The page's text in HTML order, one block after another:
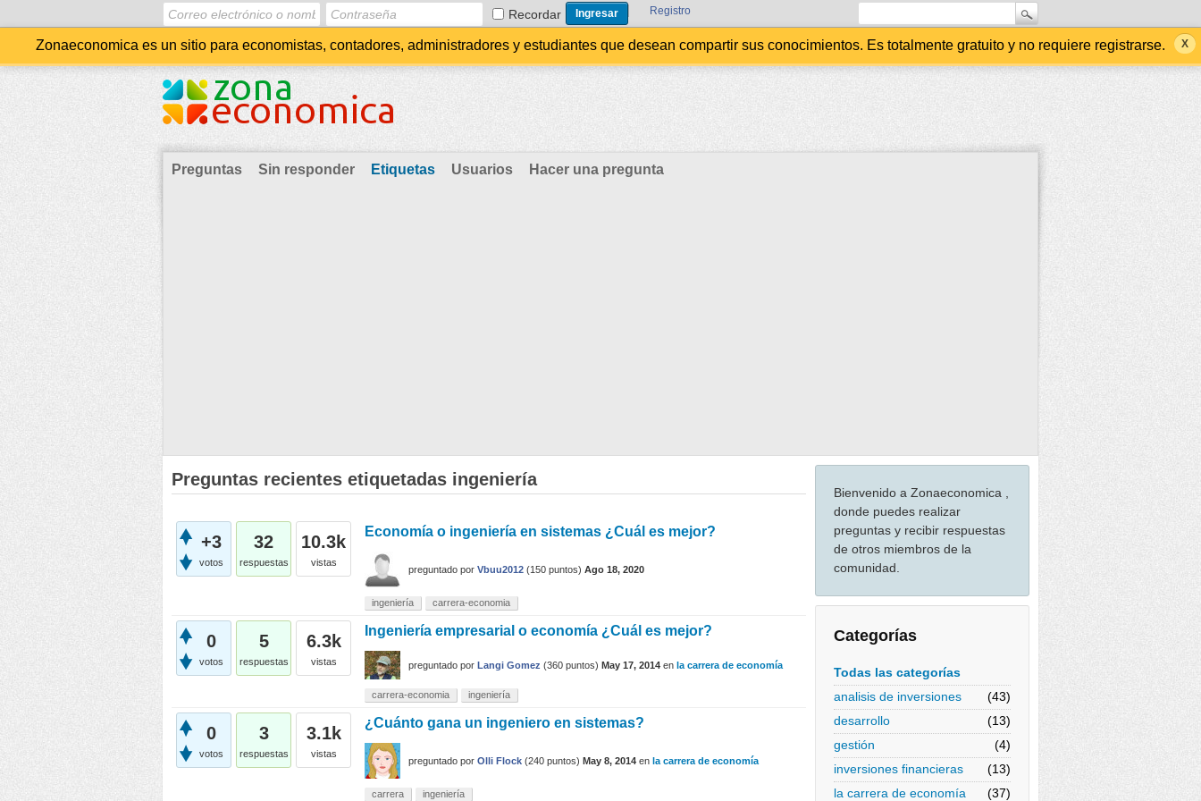
Recordar Registro
Zonaeconomica es un sitio para economistas, contadores, administradores y estudiantes que desean compartir sus conocimientos. Es totalmente gratuito y no requiere registrarse.
Preguntas Sin responder Etiquetas Usuarios Hacer una pregunta
Bienvenido a Zonaeconomica ,
donde puedes realizar
preguntas y recibir respuestas
de otros miembros de la
comunidad.
Categorías
Todas las categorías
analisis de inversiones
(43)
desarrollo
(13)
gestión
(4)
inversiones financieras
(13)
la carrera de economía
(37)
Preguntas recientes etiquetadas ingeniería
+3
votos
32
respuestas
10.3k
vistas
Economía o ingeniería en sistemas ¿Cuál es mejor?
preguntado por Vbuu2012 (150 puntos) Ago 18, 2020
ingeniería carrera-economia
0
votos
5
respuestas
6.3k
vistas
Ingeniería empresarial o economía ¿Cuál es mejor?
preguntado por Langi Gomez (360 puntos) May 17, 2014 en la carrera de economía
carrera-economia ingeniería
0
votos
3
respuestas
3.1k
vistas
¿Cuánto gana un ingeniero en sistemas?
preguntado por Olli Flock (240 puntos) May 8, 2014 en la carrera de economía
carrera ingeniería